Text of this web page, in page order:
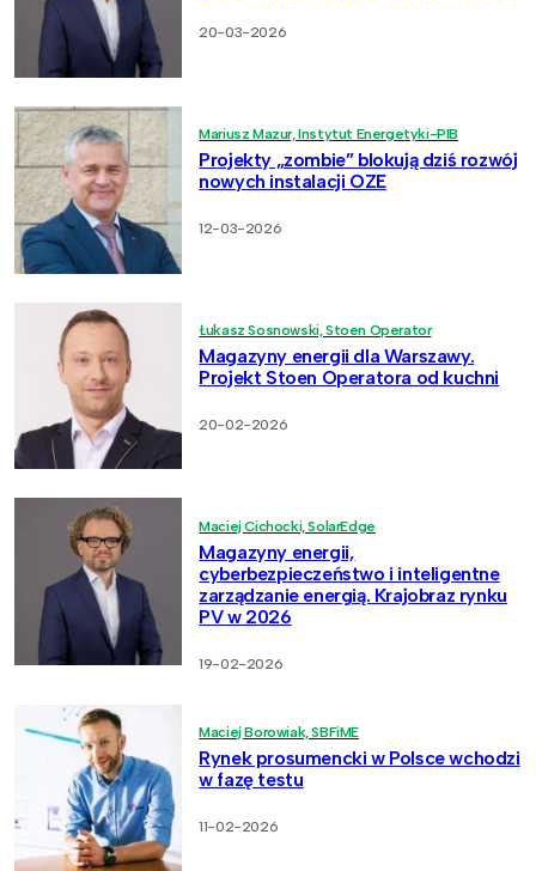
20-03-2026
Mariusz Mazur, Instytut Energetyki-PIB
Projekty „zombie” blokują dziś rozwój
nowych instalacji OZE
12-03-2026
Łukasz Sosnowski, Stoen Operator
Magazyny energii dla Warszawy.
Projekt Stoen Operatora od kuchni
20-02-2026
Maciej Cichocki, SolarEdge
Magazyny energii,
cyberbezpieczeństwo i inteligentne
zarządzanie energią. Krajobraz rynku
PV w 2026
19-02-2026
Maciej Borowiak, SBFiME
Rynek prosumencki w Polsce wchodzi
w fazę testu
11-02-2026